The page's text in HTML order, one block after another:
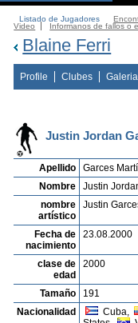
Listado de Jugadores
Video
Informanos de fallos o
Blaine Ferri
Profile Clubes Galeria
Justin Jordan
Apellido
Garces
Nombre
Justin
nombre
artístico
Justin
Fecha de
nacimiento
23.08.2000
clase de
edad
2000
Tamaño
191
Nacionalidad
Cuba,